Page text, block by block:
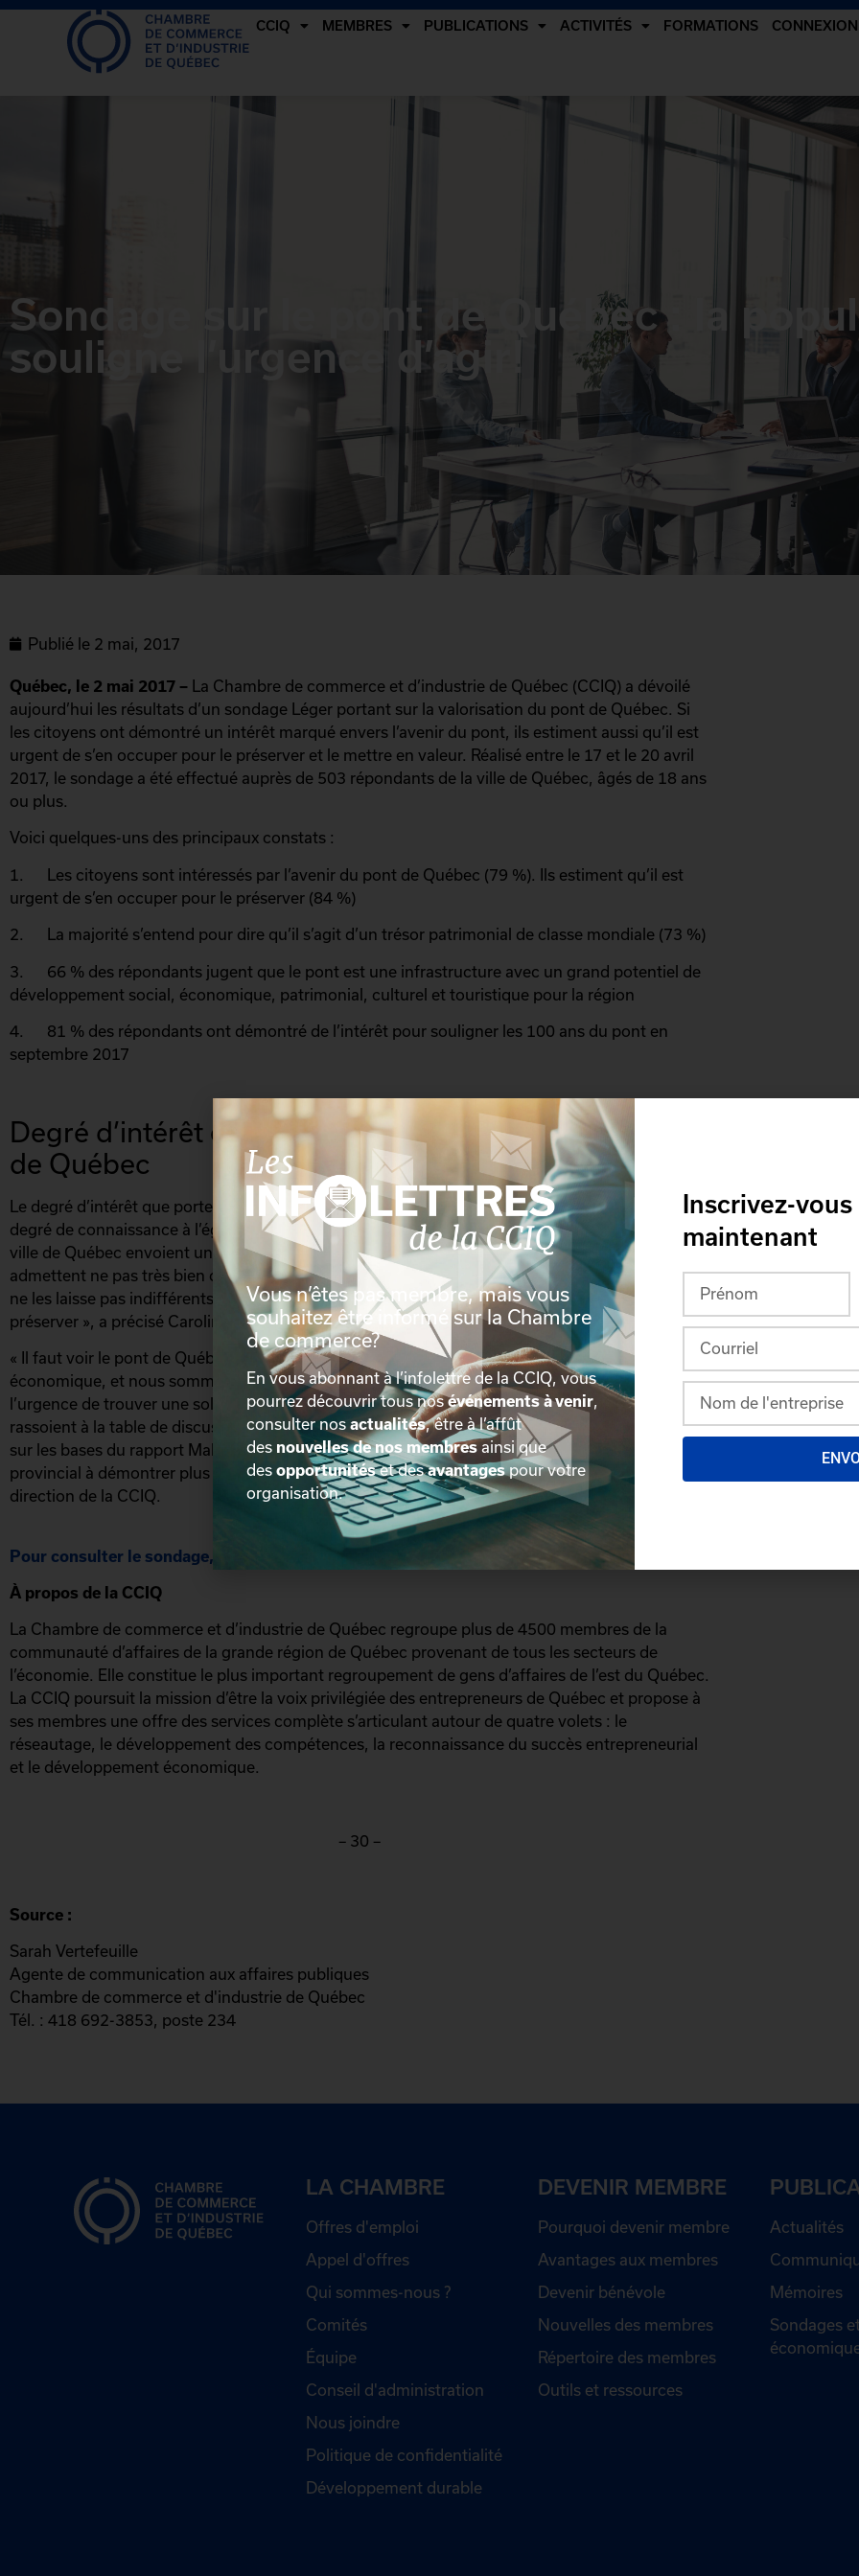
CCIQ MEMBRES PUBLICATIONS ACTIVITÉS FORMATIONS CONNEXION
Sondage sur le pont de Québec : la
souligne l’urgence d’agir!
Publié le 2 mai, 2017
Québec, le 2 mai 2017 – La Chambre de commerce et d’industrie de Québec (CCIQ) a dévoilé
aujourd’hui les résultats d’un sondage Léger portant sur la valorisation du pont de Québec. Si
les citoyens ont démontré un intérêt marqué envers l’avenir du pont, ils estiment aussi qu’il est
urgent de s’en occuper pour le préserver et le mettre en valeur. Réalisé entre le 17 et le 20 avril
2017, le sondage a été effectué auprès de 503 répondants de la ville de Québec, âgés de 18 ans
ou plus.
Voici quelques-uns des principaux constats :
1. Les citoyens sont intéressés par l’avenir du pont de Québec (79 %). Ils estiment qu’il est
urgent de s’en occuper pour le préserver (84 %)
2. La majorité s’entend pour dire qu’il s’agit d’un trésor patrimonial de classe mondiale (73 %)
3. 66 % des répondants jugent que le pont est une infrastructure avec un grand potentiel de
développement social, économique, patrimonial, culturel et touristique pour la région
4. 81 % des répondants ont démontré de l’intérêt pour souligner les 100 ans du pont en
septembre 2017
Degré d’intérêt et de connaissance à l’égard du pont
de Québec
Le degré d’intérêt que portent les citoyens à l’avenir du pont de Québec est supérieur à leur
degré de connaissance à l’égard des enjeux qui l’entourent (79 % vs. 68%). « Les citoyens de la
ville de Québec envoient un signal fort. Il est clair qu’ils ont à cœur le pont de Québec, mais ils
admettent ne pas très bien connaître tous les enjeux s’y rattachant. L’avenir du pont de Québec
ne les laisse pas indifférents et affirment clairement qu’il est urgent de s’en occuper pour le
préserver », a précisé Caroline Roy, vice-présidente du bureau de Québec de Léger.
« Il faut voir le pont de Québec comme une structure indispensable sur les plans patrimonial et
économique, et nous sommes ravis de constater que les citoyens de Québec soulignent
l’urgence de trouver une solution. Il faut maintenant que les trois intervenants principaux se
rassoient à la table de discussion. Déjà, le fédéral et le CN s’étaient montrés ouverts à discuter
sur les bases du rapport Mallette, alors nous encourageons fortement le gouvernement
provincial à démontrer plus d’ouverture », a souligné Alain Aubut, président et chef de la
direction de la CCIQ.
Pour consulter le sondage, cliquez ici
À propos de la CCIQ
La Chambre de commerce et d’industrie de Québec regroupe plus de 4500 membres de la
communauté d’affaires de la grande région de Québec provenant de tous les secteurs de
l’économie. Elle constitue le plus important regroupement de gens d’affaires de l’est du Québec.
La CCIQ poursuit la mission d’être la voix privilégiée des entrepreneurs de Québec et propose à
ses membres une offre des services complète s’articulant autour de quatre volets : le
réseautage, le développement des compétences, la reconnaissance du succès entrepreneurial
et le développement économique.
– 30 –
Source :
Sarah Vertefeuille
Agente de communication aux affaires publiques
Chambre de commerce et d'industrie de Québec
Tél. : 418 692-3853, poste 234
LA CHAMBRE
Offres d'emploi
Appel d'offres
Qui sommes-nous ?
Comités
Équipe
Conseil d'administration
Nous joindre
Politique de confidentialité
Développement durable
DEVENIR MEMBRE
Pourquoi devenir membre
Avantages aux membres
Devenir bénévole
Nouvelles des membres
Répertoire des membres
Outils et ressources
Actualités
Mémoires
Sondages
Vous n’êtes pas membre, mais vous
souhaitez être informé sur la Chambre
de commerce?
En vous abonnant à l’infolettre de la CCIQ, vous
pourrez découvrir tous nosévénements à venir
consulter nosactualités, être à l’affût
des nouvelles de nos membresainsi que
des opportunitéset desavantagespour votre
organisation.
Inscrivez-vous
maintenant